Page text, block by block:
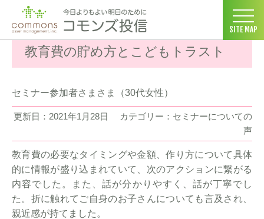
SITE MAP
コモンズ投信 ホーム >お客様の声 > >教育
教育費の貯め方とこどもトラスト
セミナー参加者さまさま（30代女性）
更新日：2021年1月28日
カテゴリー：セミナーについての
声
教育費の必要なタイミングや金額、作り方について具体
的に情報が盛り込まれていて、次のアクションに繋がる
内容でした。また、話が分かりやすく、話が丁寧でし
た。折に触れてご自身のお子さんについても言及され、
親近感が持てました。